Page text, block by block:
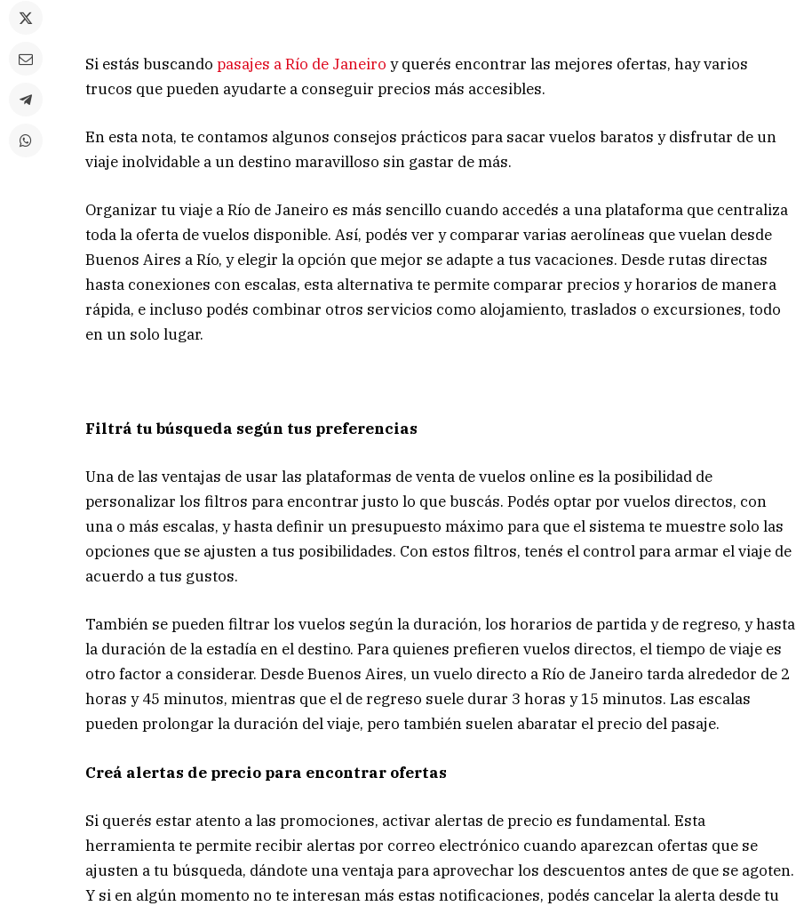
Si estás buscandopasajes a Río de Janeiro y querés encontrar las mejores ofertas, hay varios
trucos que pueden ayudarte a conseguir precios más accesibles.
En esta nota, te contamos algunos consejos prácticos para sacar vuelos baratos y disfrutar de un
viaje inolvidable a un destino maravilloso sin gastar de más.
Organizar tu viaje a Río de Janeiro es más sencillo cuando accedés a una plataforma que centraliza
toda la oferta de vuelos disponible. Así, podés ver y comparar varias aerolíneas que vuelan desde
Buenos Aires a Río, y elegir la opción que mejor se adapte a tus vacaciones. Desde rutas directas
hasta conexiones con escalas, esta alternativa te permite comparar precios y horarios de manera
rápida, e incluso podés combinar otros servicios como alojamiento, traslados o excursiones, todo
en un solo lugar.
Filtrá tu búsqueda según tus preferencias
Una de las ventajas de usar las plataformas de venta de vuelos online es la posibilidad de
personalizar los filtros para encontrar justo lo que buscás. Podés optar por vuelos directos, con
una o más escalas, y hasta definir un presupuesto máximo para que el sistema te muestre solo las
opciones que se ajusten a tus posibilidades. Con estos filtros, tenés el control para armar el viaje de
acuerdo a tus gustos.
También se pueden filtrar los vuelos según la duración, los horarios de partida y de regreso, y hasta
la duración de la estadía en el destino. Para quienes prefieren vuelos directos, el tiempo de viaje es
otro factor a considerar. Desde Buenos Aires, un vuelo directo a Río de Janeiro tarda alrededor de 2
horas y 45 minutos, mientras que el de regreso suele durar 3 horas y 15 minutos. Las escalas
pueden prolongar la duración del viaje, pero también suelen abaratar el precio del pasaje.
Creá alertas de precio para encontrar ofertas
Si querés estar atento a las promociones, activar alertas de precio es fundamental. Esta
herramienta te permite recibir alertas por correo electrónico cuando aparezcan ofertas que se
ajusten a tu búsqueda, dándote una ventaja para aprovechar los descuentos antes de que se agoten.
Y si en algún momento no te interesan más estas notificaciones, podés cancelar la alerta desde tu